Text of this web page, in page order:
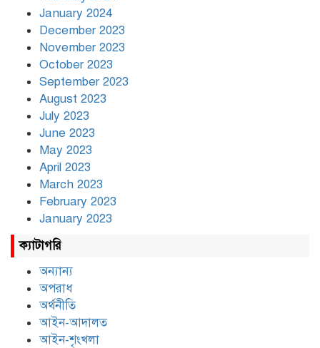
January 2024
December 2023
November 2023
October 2023
September 2023
August 2023
July 2023
June 2023
May 2023
April 2023
March 2023
February 2023
January 2023
ক্যাটাগরি
অন্যান্য
অপরাধ
অর্থনীতি
আইন-আদালত
আইন-শৃংখলা